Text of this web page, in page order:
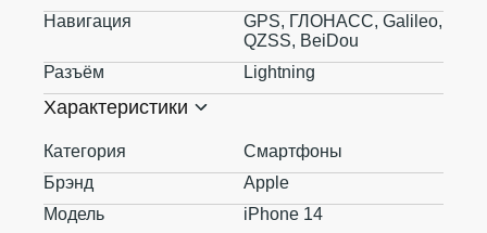
Навигация
GPS, ГЛОНАСС, Galileo,
QZSS, BeiDou
Разъём
Lightning
Характеристики
Категория
Смартфоны
Брэнд
Apple
Модель
iPhone 14